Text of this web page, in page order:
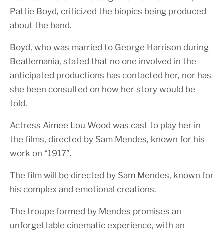
Pattie Boyd, criticized the biopics being produced
about the band.
Boyd, who was married to George Harrison during
Beatlemania, stated that no one involved in the
anticipated productions has contacted her, nor has
she been consulted on how her story would be
told.
Actress Aimee Lou Wood was cast to play her in
the films, directed by Sam Mendes, known for his
work on “1917”.
The film will be directed by Sam Mendes, known for
his complex and emotional creations.
The troupe formed by Mendes promises an
unforgettable cinematic experience, with an